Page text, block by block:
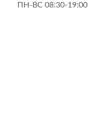
ПН-ВС 08:30-19:00